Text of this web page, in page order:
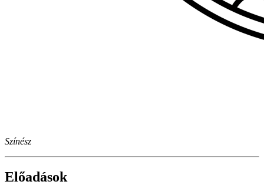
Színész
Előadások